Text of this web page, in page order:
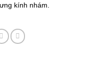
kính nhám.